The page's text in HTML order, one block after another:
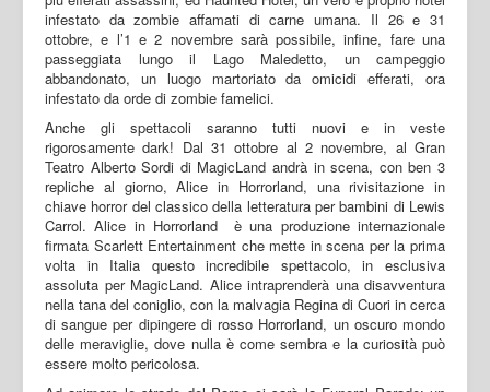
infestato da zombie affamati di carne umana. Il 26 e 31
ottobre, e l’1 e 2 novembre sarà possibile, infine, fare una
passeggiata lungo il Lago Maledetto, un campeggio
abbandonato, un luogo martoriato da omicidi efferati, ora
infestato da orde di zombie famelici.
Anche gli spettacoli saranno tutti nuovi e in veste
rigorosamente dark! Dal 31 ottobre al 2 novembre, al Gran
Teatro Alberto Sordi di MagicLand andrà in scena, con ben 3
repliche al giorno, Alice in Horrorland, una rivisitazione in
chiave horror del classico della letteratura per bambini di Lewis
Carrol. Alice in Horrorland è una produzione internazionale
firmata Scarlett Entertainment che mette in scena per la prima
volta in Italia questo incredibile spettacolo, in esclusiva
assoluta per MagicLand. Alice intraprenderà una disavventura
nella tana del coniglio, con la malvagia Regina di Cuori in cerca
di sangue per dipingere di rosso Horrorland, un oscuro mondo
delle meraviglie, dove nulla è come sembra e la curiosità può
essere molto pericolosa.